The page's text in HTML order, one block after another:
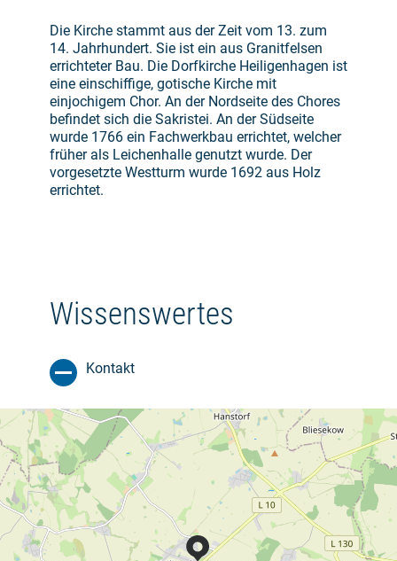
Die Kirche stammt aus der Zeit vom 13. zum
14. Jahrhundert. Sie ist ein aus Granitfelsen
errichteter Bau. Die Dorfkirche Heiligenhagen ist
eine einschiffige, gotische Kirche mit
einjochigem Chor. An der Nordseite des Chores
befindet sich die Sakristei. An der Südseite
wurde 1766 ein Fachwerkbau errichtet, welcher
früher als Leichenhalle genutzt wurde. Der
vorgesetzte Westturm wurde 1692 aus Holz
errichtet.
Wissenswertes
Kontakt